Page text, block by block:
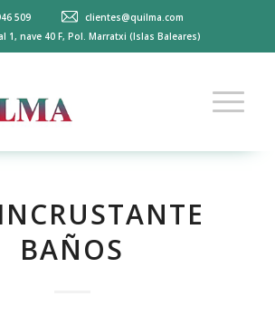
509
clientes@quilma.com
1, nave 40 F, Pol. Marratxi (Islas Baleares)
BAÑOS